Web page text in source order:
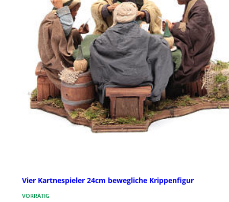
Vier Kartnespieler 24cm bewegliche Krippenfigur
VORRÄTIG